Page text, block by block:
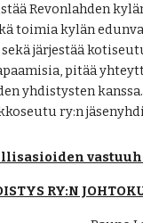
Revonlahden
toimia kylän
järjestää
pitää
yhdistysten
ry:n
RY:N